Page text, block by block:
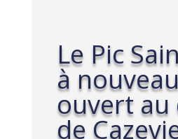
Le Pic
à nouveau
ouvert
de